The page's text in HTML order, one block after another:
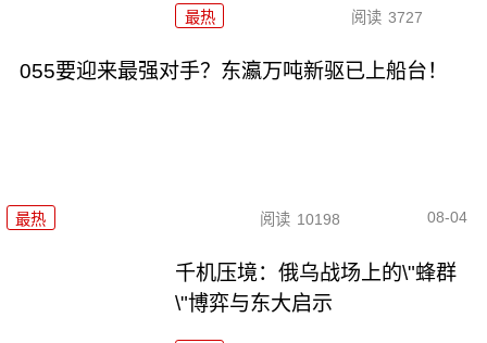
最热 阅读 3727
055要迎来最强对手？东瀛万吨新驱已上船台！
最热 阅读 10198 08-04
千机压境：俄乌战场上的\"蜂群
\"博弈与东大启示